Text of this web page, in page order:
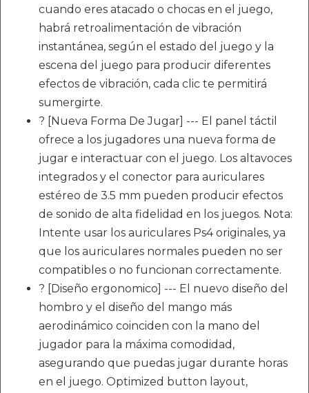
cuando eres atacado o chocas en el juego,
habrá retroalimentación de vibración
instantánea, según el estado del juego y la
escena del juego para producir diferentes
efectos de vibración, cada clic te permitirá
sumergirte.
? [Nueva Forma De Jugar] --- El panel táctil
ofrece a los jugadores una nueva forma de
jugar e interactuar con el juego. Los altavoces
integrados y el conector para auriculares
estéreo de 3.5 mm pueden producir efectos
de sonido de alta fidelidad en los juegos. Nota:
Intente usar los auriculares Ps4 originales, ya
que los auriculares normales pueden no ser
compatibles o no funcionan correctamente.
? [Diseño ergonomico] --- El nuevo diseño del
hombro y el diseño del mango más
aerodinámico coinciden con la mano del
jugador para la máxima comodidad,
asegurando que puedas jugar durante horas
en el juego. Optimized button layout,